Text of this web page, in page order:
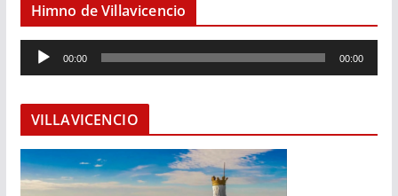
Himno de Villavicencio
e
o
d
u
00:00 00:00
VILLAVICENCIO